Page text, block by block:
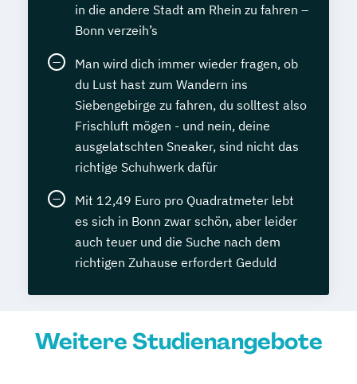
in die andere Stadt am Rhein zu fahren –
Bonn verzeih’s
Man wird dich immer wieder fragen, ob
du Lust hast zum Wandern ins
Siebengebirge zu fahren, du solltest also
Frischluft mögen - und nein, deine
ausgelatschten Sneaker, sind nicht das
richtige Schuhwerk dafür
Mit 12,49 Euro pro Quadratmeter lebt
es sich in Bonn zwar schön, aber leider
auch teuer und die Suche nach dem
richtigen Zuhause erfordert Geduld
Weitere Studienangebote